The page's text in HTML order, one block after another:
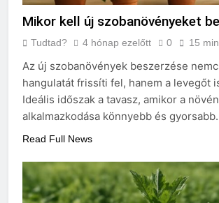
Mikor kell új szobanövényeket
Tudtad? 4 hónap ezelőtt 0 15
Az új szobanövények beszerzése
hangulatát frissíti fel, hanem a levegőt
Ideális időszak a tavasz, amikor a
alkalmazkodása könnyebb és gyorsabb.
Read Full News